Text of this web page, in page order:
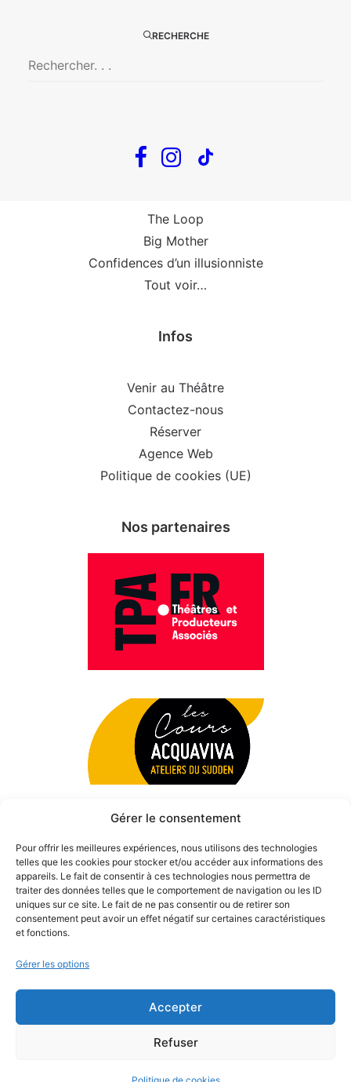
Gérer le consentement
Pour offrir les meilleures expériences, nous utilisons des technologies
telles que les cookies pour stocker et/ou accéder aux informations des
appareils. Le fait de consentir à ces technologies nous permettra de
traiter des données telles que le comportement de navigation ou les ID
uniques sur ce site. Le fait de ne pas consentir ou de retirer son
consentement peut avoir un effet négatif sur certaines caractéristiques
et fonctions.
Gérer les options
Accepter
Refuser
RECHERCHE
Big Mother
Le goût de la framboise
En tournée
The Loop
Big Mother
Confidences d’un illusionniste
Tout voir…
Infos
Venir au Théâtre
Contactez-nous
Réserver
Agence Web
Politique de cookies (UE)
Nos partenaires
© 2026 Théâtre des Béliers Parisiens. | Tous droits réservés.